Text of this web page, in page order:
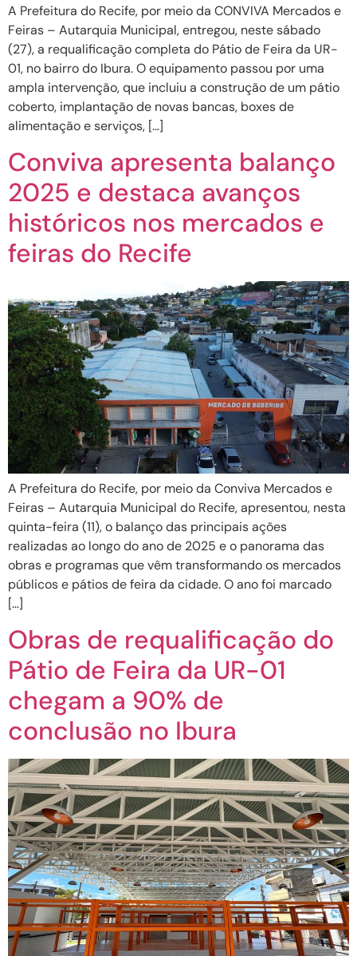
A Prefeitura do Recife, por meio da CONVIVA Mercados e
Feiras – Autarquia Municipal, entregou, neste sábado
(27), a requalificação completa do Pátio de Feira da UR-
01, no bairro do Ibura. O equipamento passou por uma
ampla intervenção, que incluiu a construção de um pátio
coberto, implantação de novas bancas, boxes de
alimentação e serviços, […]
Conviva apresenta balanço
2025 e destaca avanços
históricos nos mercados e
feiras do Recife
A Prefeitura do Recife, por meio da Conviva Mercados e
Feiras – Autarquia Municipal do Recife, apresentou, nesta
quinta-feira (11), o balanço das principais ações
realizadas ao longo do ano de 2025 e o panorama das
obras e programas que vêm transformando os mercados
públicos e pátios de feira da cidade. O ano foi marcado
[…]
Obras de requalificação do
Pátio de Feira da UR-01
chegam a 90% de
conclusão no Ibura